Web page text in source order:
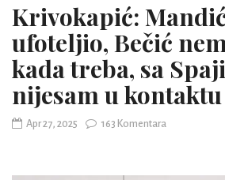
Krivokapić:
ufoteljio, Bečić
kada treba, sa
nijesam u kontaktu
Apr 27, 2025 163 Komentara